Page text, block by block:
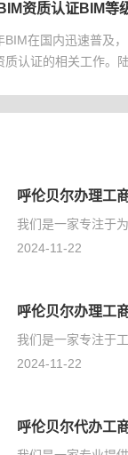
资质认证BIM等
BIM在国内迅速普及
质认证的相关工作。
呼伦贝尔办理工
我们是一家专注于
2024-11-22
呼伦贝尔办理工
我们是一家专注于
2024-11-22
呼伦贝尔代办工